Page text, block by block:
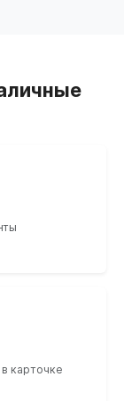
карточке